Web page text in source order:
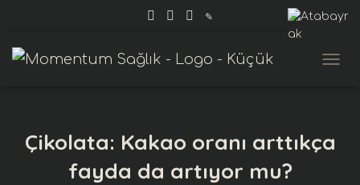
✎
Çikolata: Kakao oranı arttıkça
fayda da artıyor mu?